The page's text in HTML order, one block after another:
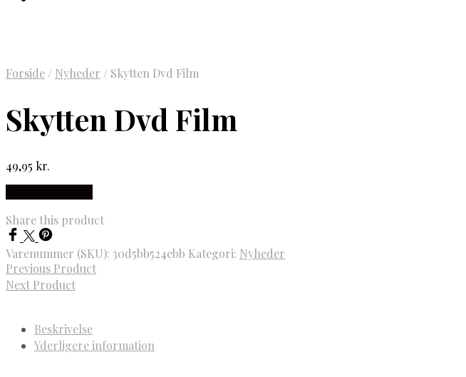
Forside / Nyheder / Skytten Dvd Film
Skytten Dvd Film
49,95 kr.
Share this product
Varenummer (SKU): 30d5bb524ebb Kategori: Nyheder
Previous Product
Next Product
Beskrivelse
Yderligere information